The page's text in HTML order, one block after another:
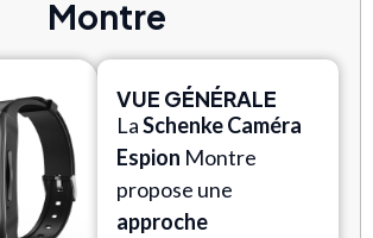
Montre
VUE GÉNÉRALE
LaSchenke Caméra
Espion Montre
propose une
approche